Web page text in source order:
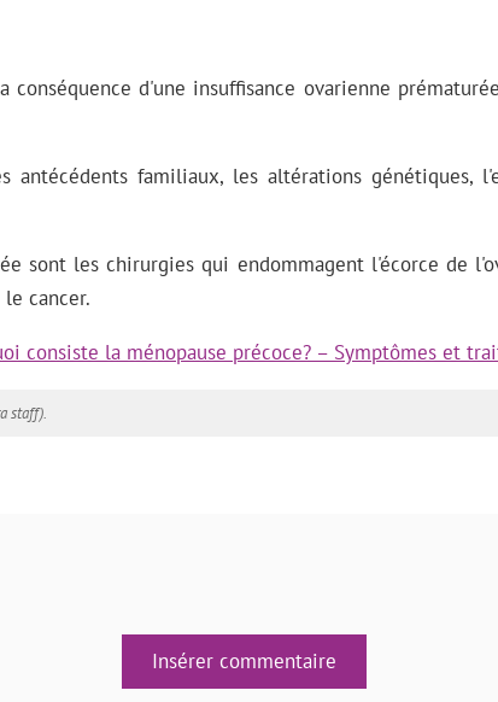
conséquence d'une insuffisance ovarienne
antécédents familiaux, les altérations génétiques,
sont les chirurgies qui endommagent l'écorce de
cancer.
consiste la ménopause précoce? – Symptômes et
staff).
Insérer commentaire